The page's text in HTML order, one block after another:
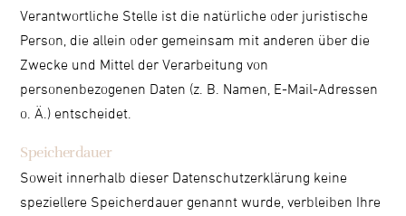
Verantwortliche Stelle ist die natürliche oder juristische
Person, die allein oder gemeinsam mit anderen über die
Zwecke und Mittel der Verarbeitung von
personenbezogenen Daten (z. B. Namen, E-Mail-Adressen
o. Ä.) entscheidet.
Speicherdauer
Soweit innerhalb dieser Datenschutzerklärung keine
speziellere Speicherdauer genannt wurde, verbleiben Ihre